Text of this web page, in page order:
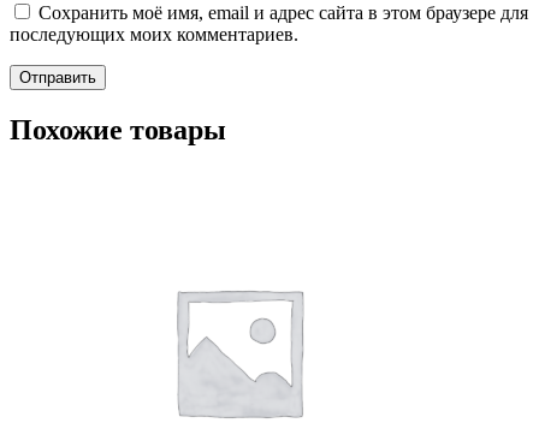
Сохранить моё имя, email и адрес сайта в этом браузере для
последующих моих комментариев.
Похожие товары